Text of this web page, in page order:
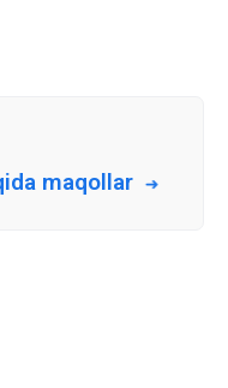
maqollar